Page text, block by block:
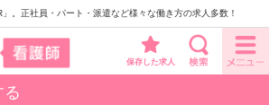
。正社員・パート・派遣など様々な働き方の求人多数！
保存した求人